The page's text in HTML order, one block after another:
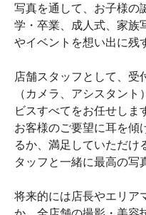
写真を通して、お子様の
学・卒業、成人式、家族
やイベントを想い出に残
店舗スタッフとして、受
（カメラ、アシスタン
ビスすべてをお任せしま
お客様のご要望に耳を傾
るか、満足していただけ
タッフと一緒に最高の写
将来的には店長やエリア